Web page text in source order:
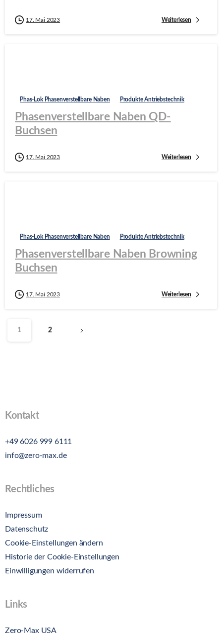
17. Mai 2023 Weiterlesen
Phas-Lok Phasenverstellbare Naben Produkte Antriebstechnik
Phasenverstellbare Naben QD-
Buchsen
17. Mai 2023 Weiterlesen
Phas-Lok Phasenverstellbare Naben Produkte Antriebstechnik
Phasenverstellbare Naben Browning
Buchsen
17. Mai 2023 Weiterlesen
1 2
Kontakt
+49 6026 999 6111
info@zero-max.de
Rechtliches
Impressum
Datenschutz
Cookie-Einstellungen ändern
Historie der Cookie-Einstellungen
Einwilligungen widerrufen
Links
Zero-Max USA